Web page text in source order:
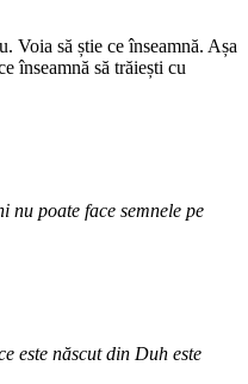
să știe ce înseamnă. Așa
înseamnă să trăiești cu
poate face semnele pe
este născut din Duh este